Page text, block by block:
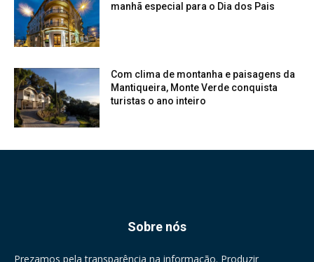
manhã especial para o Dia dos Pais
Com clima de montanha e paisagens da
Mantiqueira, Monte Verde conquista
turistas o ano inteiro
Sobre nós
Prezamos pela transparência na informação. Produzir